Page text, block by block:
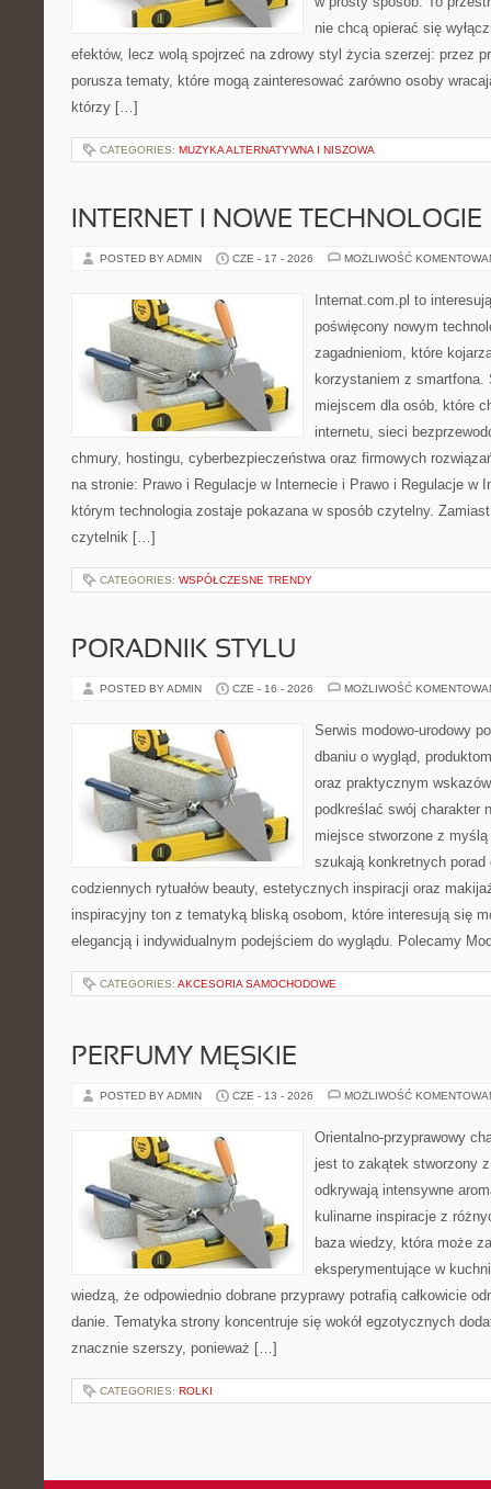
nie chcą opierać się
efektów, lecz wolą spojrzeć na zdrowy styl życia szerzej: przez
porusza tematy, które mogą zainteresować zarówno osoby
którzy […]
CATEGORIES: MUZYKA ALTERNATYWNA I NISZOWA
INTERNET I NOWE TECHNOLOGIE
POSTED BY ADMIN CZE - 17 - 2026 MOŻLIWOŚĆ
Internat.com.pl to
poświęcony nowym
zagadnieniom, które
korzystaniem z
miejscem dla osób, które
internetu, sieci
chmury, hostingu, cyberbezpieczeństwa oraz firmowych
na stronie: Prawo i Regulacje w Internecie i Prawo i Regulacje w
którym technologia zostaje pokazana w sposób czytelny.
czytelnik […]
CATEGORIES: WSPÓŁCZESNE TRENDY
PORADNIK STYLU
POSTED BY ADMIN CZE - 16 - 2026 MOŻLIWOŚĆ
Serwis modowo-urodowy
dbaniu o wygląd,
oraz praktycznym
podkreślać swój charakter
miejsce stworzone z
szukają konkretnych
codziennych rytuałów beauty, estetycznych inspiracji oraz
inspiracyjny ton z tematyką bliską osobom, które interesują się
elegancją i indywidualnym podejściem do wyglądu. Polecamy
CATEGORIES: AKCESORIA SAMOCHODOWE
PERFUMY MĘSKIE
POSTED BY ADMIN CZE - 13 - 2026 MOŻLIWOŚĆ
Orientalno-przyprawowy
jest to zakątek stworzony
odkrywają intensywne
kulinarne inspiracje z
baza wiedzy, która może
eksperymentujące w
wiedzą, że odpowiednio dobrane przyprawy potrafią całkowicie
danie. Tematyka strony koncentruje się wokół egzotycznych
znacznie szerszy, ponieważ […]
CATEGORIES: ROLKI